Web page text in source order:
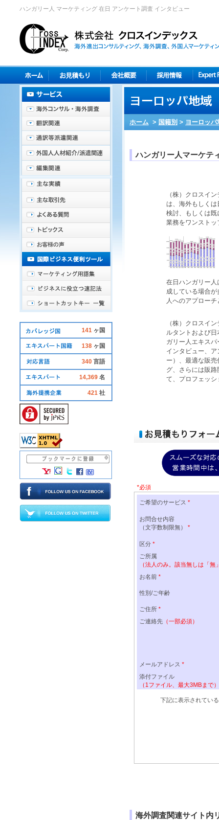
ハンガリー人 マーケティング 在日 アンケート調査 インタビュー
ホーム > 国籍別 > ヨーロッパ
ハンガリー人マーケテ
（株）クロスイ
は、海外もしくは
検討、もしくは
業務をワンスト
在日 ハンガリー人
成している場合
人へのアプロー
（株）クロスイ
ルタントおよび
ガリー人 エキス
インタビュー、
ー）、最適な販
グ、さらには販
て、プロフェッ
海外調査関連サイト内
141 ヶ国
138 ヶ国
340 言語
14,369 名
421 社